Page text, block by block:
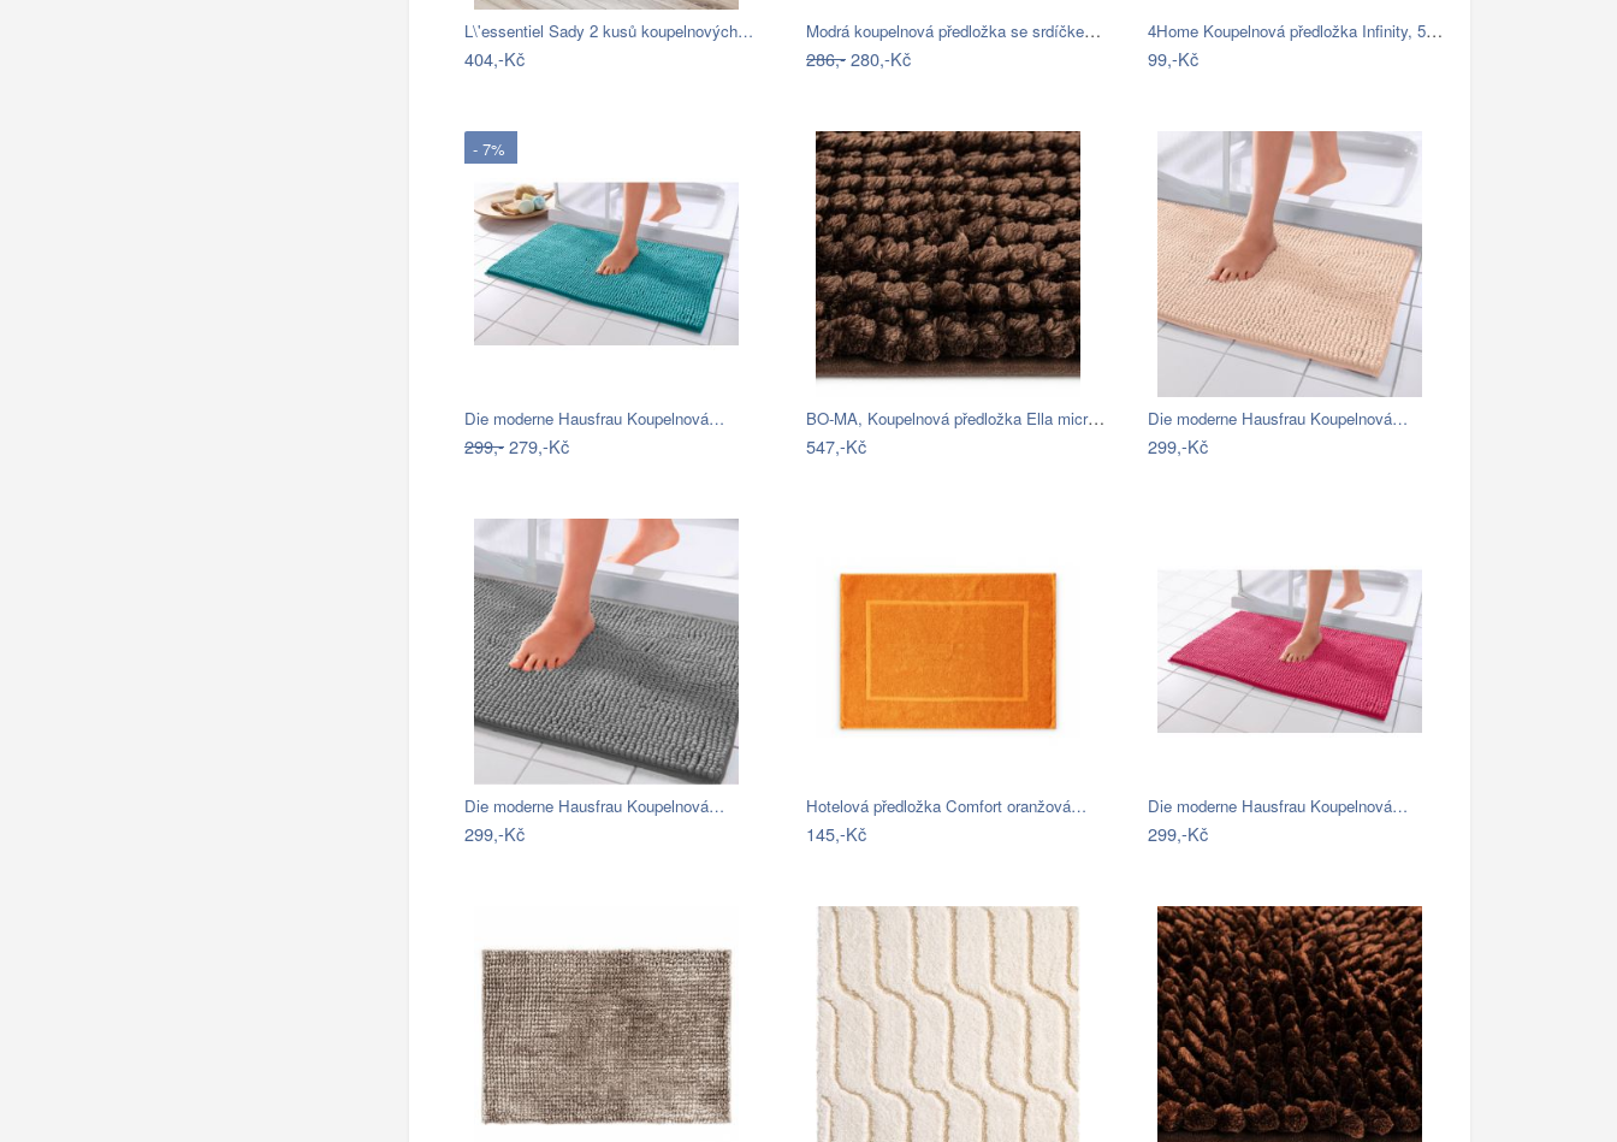
L\'essentiel Sady 2 kusů koupelnových…
404,-Kč
Modrá koupelnová předložka se srdíčkem …
286,-280,-Kč
4Home Koupelnová předložka Infinity, 50…
99,-Kč
- 7%
Die moderne Hausfrau Koupelnová…
299,-279,-Kč
BO-MA, Koupelnová předložka Ella micro…
547,-Kč
Die moderne Hausfrau Koupelnová…
299,-Kč
Die moderne Hausfrau Koupelnová…
299,-Kč
Hotelová předložka Comfort oranžová…
145,-Kč
Die moderne Hausfrau Koupelnová…
299,-Kč